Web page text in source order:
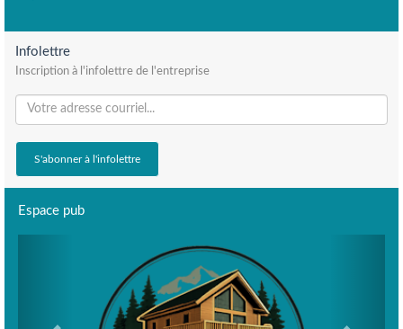
Infolettre
Inscription à l'infolettre de l'entreprise
Espace pub